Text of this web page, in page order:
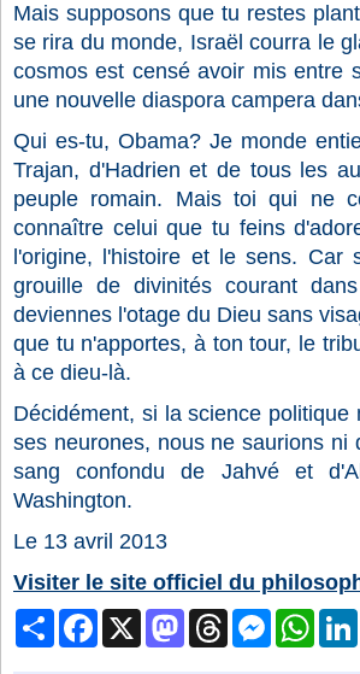
Mais supposons que tu restes
se rira du monde, Israël courra le
cosmos est censé avoir mis entre
une nouvelle diaspora campera
Qui es-tu, Obama? Je monde
Trajan, d'Hadrien et de tous les
peuple romain. Mais toi qui ne
connaître celui que tu feins
l'origine, l'histoire et le sens.
grouille de divinités courant
deviennes l'otage du Dieu sans
que tu n'apportes, à ton tour, le
à ce dieu-là.
Décidément, si la science
ses neurones, nous ne saurions
sang confondu de Jahvé et
Washington.
Le 13 avril 2013
Visiter le site officiel du
PartagerFacebook MastodonThreads Messenger